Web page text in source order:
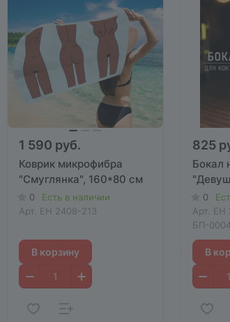
1 590 руб.
Коврик микрофибра
"Смуглянка", 160*80 см
0
Есть в наличии
Арт. EH 2408-213
В корзину
825
Бокал
0
Арт. EH
БП-
В